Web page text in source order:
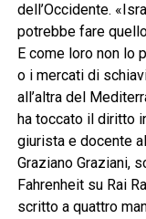
dell’Occidente.
potrebbe fare
E come loro non lo
o i mercati di
all’altra del
ha toccato il diritto
giurista e docente
Graziano Graziani,
Fahrenheit su Rai
scritto a quattro